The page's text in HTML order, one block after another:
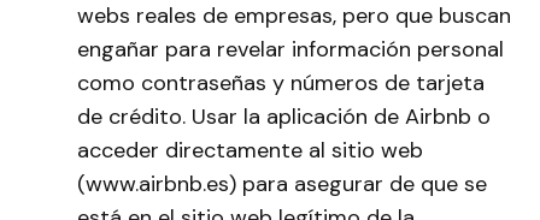
webs reales de empresas, pero que buscan
engañar para revelar información personal
como contraseñas y números de tarjeta
de crédito. Usar la aplicación de Airbnb o
acceder directamente al sitio web
(www.airbnb.es) para asegurar de que se